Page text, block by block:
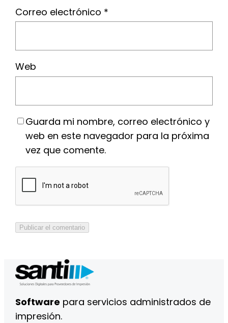
Correo electrónico *
Web
Guarda mi nombre, correo electrónico y
web en este navegador para la próxima
vez que comente.
Software para servicios administrados de
impresión.